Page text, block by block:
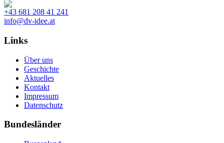
+43 681 208 41 241
info@dv-idee.at
Links
Über uns
Geschichte
Aktuelles
Kontakt
Impressum
Datenschutz
Bundesländer